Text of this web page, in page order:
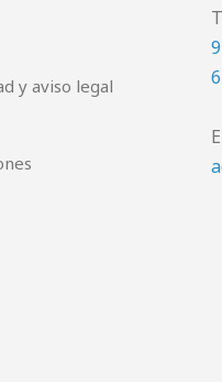
y aviso legal